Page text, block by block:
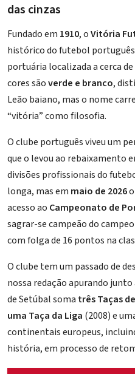
das cinzas
Fundado em 1910, oVitória
histórico do futebol
portuária localizada a cerca de
cores sãoverde e branco,
Leão baiano, mas o nome
“vitória” como filosofia.
O clube português viveu um
que o levou ao rebaixamento
divisões profissionais do
longa, mas em maio de 2026
acesso ao Campeonato de
sagrar-se campeão do
com folga de 16 pontos na
O clube tem um passado de
nossa redação apurando
de Setúbal soma três Taças
uma Taça da Liga (2008) e
continentais europeus,
história, em processo de